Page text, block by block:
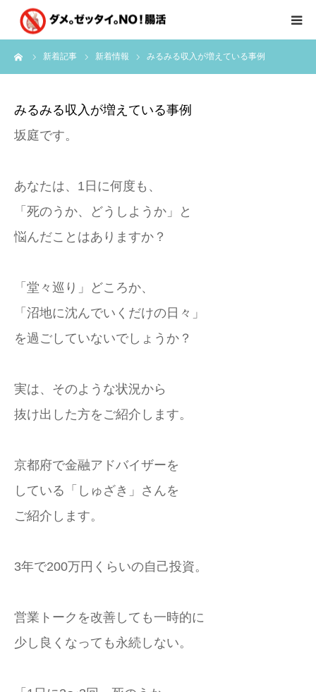
新着記事 新着情報 みるみる収入が増えている事例
みるみる収入が増えている事例
坂庭です。
あなたは、1日に何度も、
「死のうか、どうしようか」と
悩んだことはありますか？
「堂々巡り」どころか、
「沼地に沈んでいくだけの日々」
を過ごしていないでしょうか？
実は、そのような状況から
抜け出した方をご紹介します。
京都府で金融アドバイザーを
している「しゅざき」さんを
ご紹介します。
3年で200万円くらいの自己投資。
営業トークを改善しても一時的に
少し良くなっても永続しない。
はじめに
個別コンサルのご感想
会員限定お茶会
有料会員限定特別メニュー